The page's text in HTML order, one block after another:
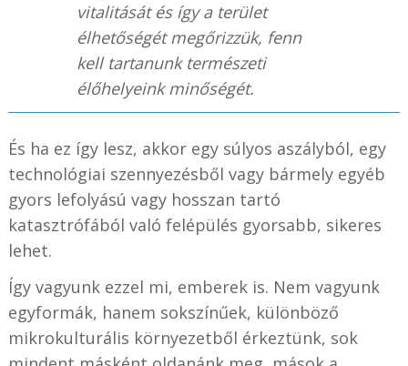
vitalitását és így a terület
élhetőségét megőrizzük, fenn
kell tartanunk természeti
élőhelyeink minőségét.
És ha ez így lesz, akkor egy súlyos aszályból, egy
technológiai szennyezésből vagy bármely egyéb
gyors lefolyású vagy hosszan tartó
katasztrófából való felépülés gyorsabb, sikeres
lehet.
Így vagyunk ezzel mi, emberek is. Nem vagyunk
egyformák, hanem sokszínűek, különböző
mikrokulturális környezetből érkeztünk, sok